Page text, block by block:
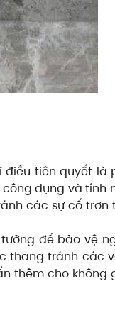
tiên quyết là
dụng và tính
các sự cố trơn
để bảo vệ
thang tránh các
thêm cho không